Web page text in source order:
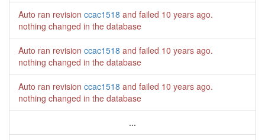
Auto ran revision ccac1518 and failed 10 years ago.
nothing changed in the database
Auto ran revision ccac1518 and failed 10 years ago.
nothing changed in the database
Auto ran revision ccac1518 and failed 10 years ago.
nothing changed in the database
...